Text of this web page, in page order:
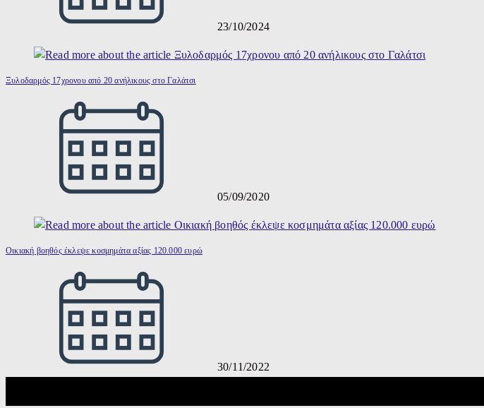
23/10/2024
Ξυλοδαρμός 17χρονου από 20 ανήλικους στο Γαλάτσι
05/09/2020
Οικιακή βοηθός έκλεψε κοσμημάτα αξίας 120.000 ευρώ
30/11/2022